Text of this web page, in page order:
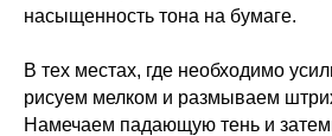
насыщенность тона на бумаге.
В тех местах, где необходимо
рисуем мелком и размываем
Намечаем падающую тень и